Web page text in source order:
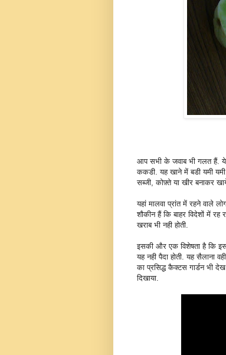
आप सभी के जवाब भी गलत हैं. ये
ककडी. यह खाने में बडी यमी
सब्जी, कोफ़्ते या खीर बनाकर
यहां मालवा प्रांत में रहने वाले
शौकीन हैं कि बाहर विदेशों में रह
खराब भी नही होती.
इसकी और एक विशेषता है कि
यह नही पैदा होती. यह सैलाना
का प्रसिद्ध कैक्टस गार्डन भी
दिखाया.